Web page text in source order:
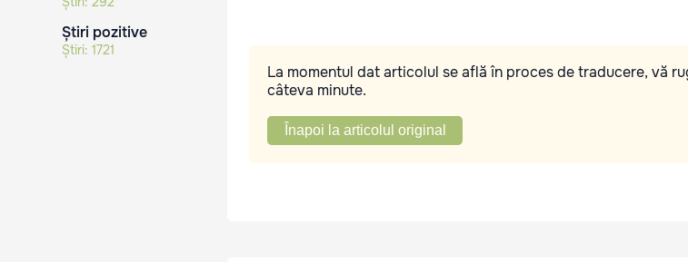
Știri pozitive
Știri: 1721
La momentul dat articolul se află în proces de traducere, vă
câteva minute.
Înapoi la articolul original